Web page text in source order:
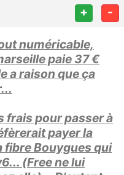
+ -
numéricable,
paie 37 €
a raison que ça
frais pour passer à
payer la
fibre Bouygues qui
(Free ne lui